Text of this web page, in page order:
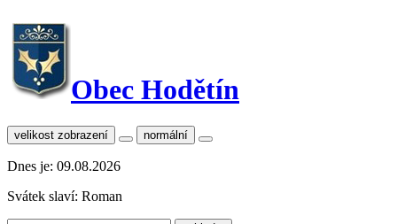
Obec Hodětín
velikost zobrazení normální
Dnes je: 09.08.2026
Svátek slaví: Roman